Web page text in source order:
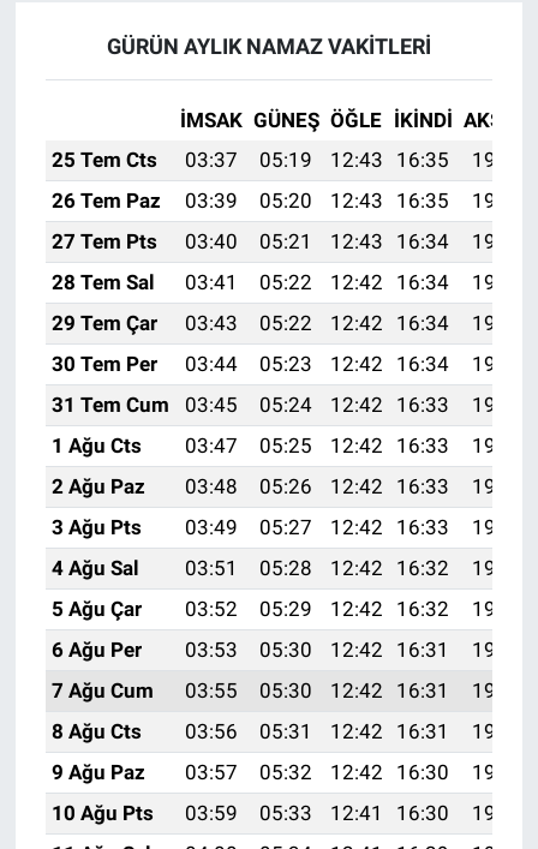
GÜRÜN AYLIK NAMAZ VAKITLERI
İMSAK GÜNEŞ ÖĞLE İKINDI AKŞAM
25 Tem Cts
03:37 05:19 12:43 16:35
19:56
26 Tem Paz
03:39 05:20 12:43 16:35
19:55
27 Tem Pts
03:40 05:21 12:43 16:34
19:54
28 Tem Sal
03:41 05:22 12:42 16:34
19:53
29 Tem Çar
03:43 05:22 12:42 16:34
19:53
30 Tem Per
03:44 05:23 12:42 16:34
19:52
31 Tem Cum
03:45 05:24 12:42 16:33
19:51
1 Ağu Cts
03:47 05:25 12:42 16:33
19:50
2 Ağu Paz
03:48 05:26 12:42 16:33
19:49
3 Ağu Pts
03:49 05:27 12:42 16:33
19:48
4 Ağu Sal
03:51 05:28 12:42 16:32
19:47
5 Ağu Çar
03:52 05:29 12:42 16:32
19:45
6 Ağu Per
03:53 05:30 12:42 16:31
19:44
7 Ağu Cum
03:55 05:30 12:42 16:31
19:43
8 Ağu Cts
03:56 05:31 12:42 16:31
19:42
9 Ağu Paz
03:57 05:32 12:42 16:30
19:41
10 Ağu Pts
03:59 05:33 12:41 16:30
19:40